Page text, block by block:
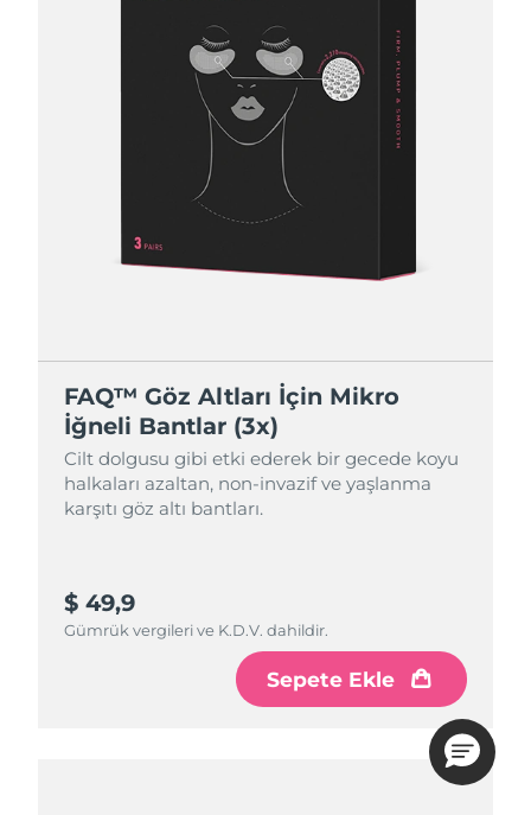
FAQ™ Göz Altları İçin Mikro
İğneli Bantlar (3x)
Cilt dolgusu gibi etki ederek bir gecede koyu
halkaları azaltan, non-invazif ve yaşlanma
karşıtı göz altı bantları.
$ 49,9
Gümrük vergileri ve K.D.V. dahildir.
Sepete Ekle